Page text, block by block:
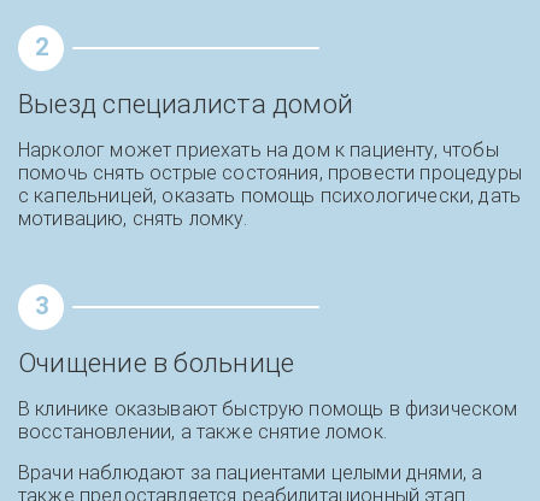
2
Выезд специалиста домой
Нарколог может приехать на дом к пациенту, чтобы
помочь снять острые состояния, провести процедуры
с капельницей, оказать помощь психологически, дать
мотивацию, снять ломку.
3
Очищение в больнице
В клинике оказывают быструю помощь в физическом
восстановлении, а также снятие ломок.
Врачи наблюдают за пациентами целыми днями, а
также предоставляется реабилитационный этап.